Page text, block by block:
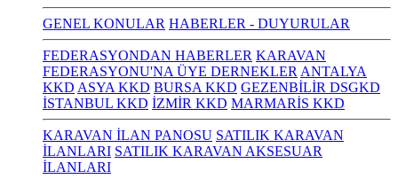
GENEL KONULAR HABERLER - DUYURULAR
FEDERASYONDAN HABERLER KARAVAN
FEDERASYONU'NA ÜYE DERNEKLER ANTALYA
KKD ASYA KKD BURSA KKD GEZENBİLİR DSGKD
İSTANBUL KKD İZMİR KKD MARMARİS KKD
KARAVAN İLAN PANOSU SATILIK KARAVAN
İLANLARI SATILIK KARAVAN AKSESUAR
İLANLARI